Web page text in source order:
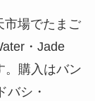
市場でたまご
・Jade
。購入はバン
バシ・